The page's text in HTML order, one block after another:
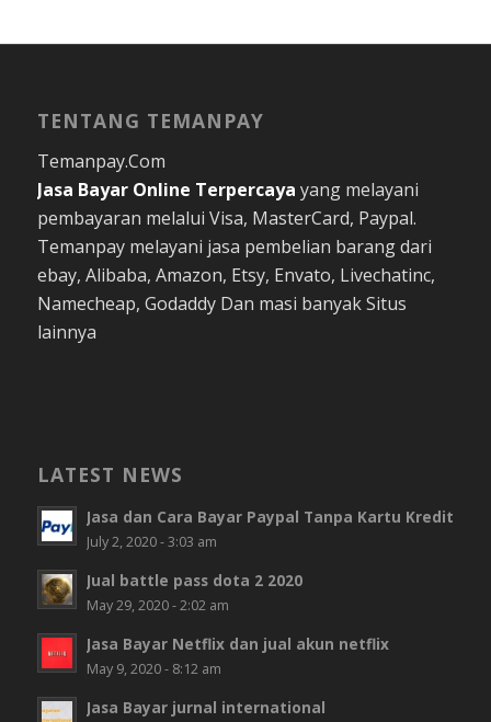
TENTANG TEMANPAY
Temanpay.Com
Jasa Bayar Online Terpercaya yang melayani
pembayaran melalui Visa, MasterCard, Paypal.
Temanpay melayani jasa pembelian barang dari
ebay, Alibaba, Amazon, Etsy, Envato, Livechatinc,
Namecheap, Godaddy Dan masi banyak Situs
lainnya
LATEST NEWS
Jasa dan Cara Bayar Paypal Tanpa Kartu Kredit
July 2, 2020 - 3:03 am
Jual battle pass dota 2 2020
May 29, 2020 - 2:02 am
Jasa Bayar Netflix dan jual akun netflix
May 9, 2020 - 8:12 am
Jasa Bayar jurnal international